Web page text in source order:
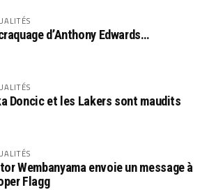
d’Anthony Edwards…
Doncic et les Lakers sont maudits
Wembanyama envoie un message à
Flagg